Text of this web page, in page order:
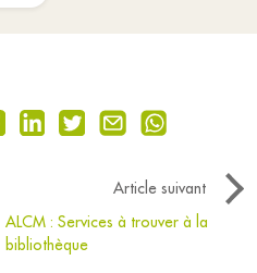
Article suivant
ALCM : Services à trouver à la
bibliothèque